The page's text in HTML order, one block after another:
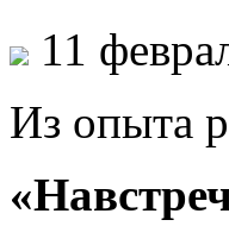
11
Из опыта